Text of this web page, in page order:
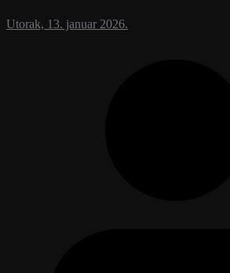
Utorak, 13. januar 2026.